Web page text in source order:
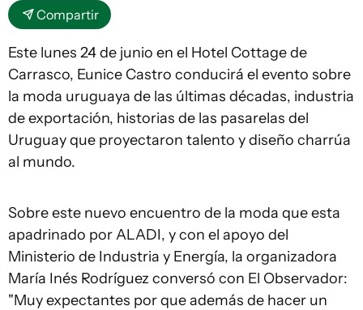
Compartir
Este lunes 24 de junio en el Hotel Cottage de
Carrasco, Eunice Castro conducirá el evento sobre
la moda uruguaya de las últimas décadas, industria
de exportación, historias de las pasarelas del
Uruguay que proyectaron talento y diseño charrúa
al mundo.
Sobre este nuevo encuentro de la moda que esta
apadrinado por ALADI, y con el apoyo del
Ministerio de Industria y Energía, la organizadora
María Inés Rodríguez conversó con El Observador:
"Muy expectantes por que además de hacer un